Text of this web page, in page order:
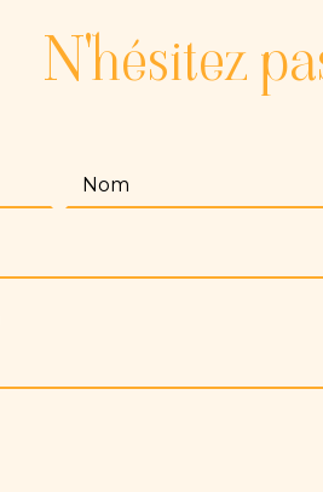
N'hésitez